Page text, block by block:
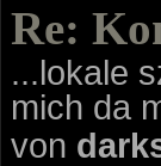
Re:
...lokale
mich da
von